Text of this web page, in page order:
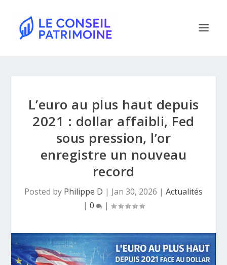
L’euro au plus haut depuis
2021 : dollar affaibli, Fed
sous pression, l’or
enregistre un nouveau
record
Posted by Philippe D | Jan 30, 2026 | Actualités
| 0 |